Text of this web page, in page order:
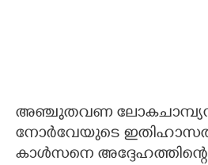
അഞ്ചുതവണ
നോർവേയുടെ
കാൾസനെ അദ്ദേഹത്തിന്റെ